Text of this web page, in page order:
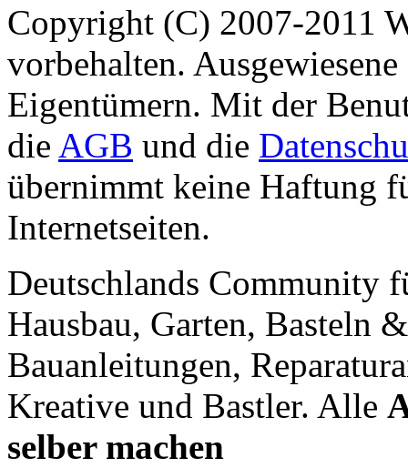
Copyright (C) 2007-2011
vorbehalten.
Eigentümern. Mit der
die AGB und die
übernimmt keine Haftung
Internetseiten.
Deutschlands Community
Hausbau, Garten, Basteln
Bauanleitungen,
Kreative und Bastler. Alle
selber machen